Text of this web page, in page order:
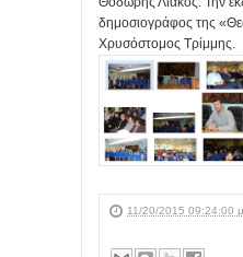
δημοσιογράφος της
Χρυσόστομος Τρίμμης.
11/20/2015 09:24:00